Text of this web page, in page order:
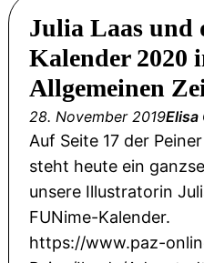
Julia Laas und
Kalender 2020
Allgemeinen
28. November 2019Elisa
Auf Seite 17 der
steht heute ein
unsere Illustratorin
FUNime-Kalender.
https://www.paz-